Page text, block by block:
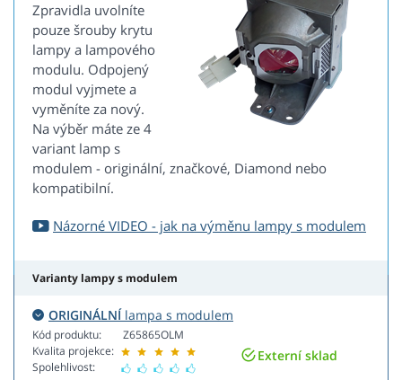
Zpravidla uvolníte
pouze šrouby krytu
lampy a lampového
modulu. Odpojený
modul vyjmete a
vyměníte za nový.
Na výběr máte ze 4
variant lamp s
modulem - originální, značkové, Diamond nebo
kompatibilní.
Názorné VIDEO - jak na výměnu lampy s modulem
Varianty lampy s modulem
ORIGINÁLNÍlampa s modulem
Kód produktu:
Kvalita projekce:
Spolehlivost:
Z65865OLM
Externí sklad